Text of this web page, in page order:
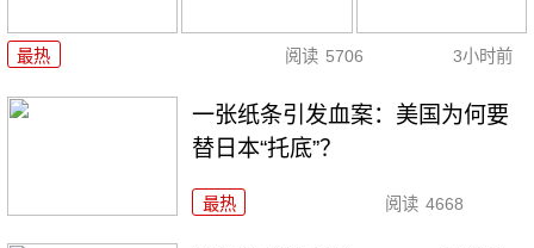
最热 阅读 5706 3小时前
一张纸条引发血案：美国为何要
替日本“托底”？
最热 阅读 4668